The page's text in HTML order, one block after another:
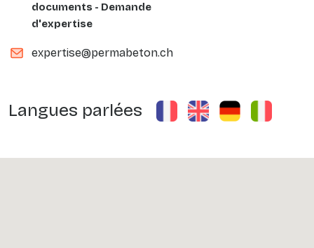
documents - Demande
d'expertise
expertise@permabeton.ch
Langues parlées